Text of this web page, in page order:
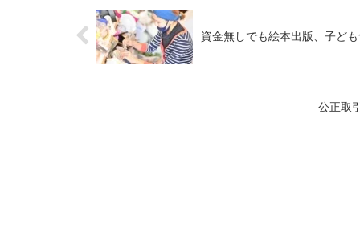
資金無しでも絵本出版、子ど
公正取